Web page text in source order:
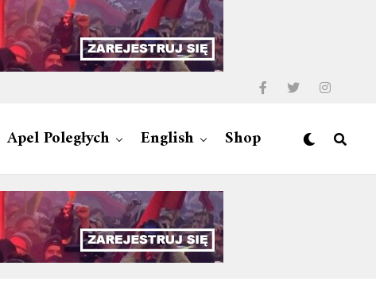
Apel Poległych English Shop